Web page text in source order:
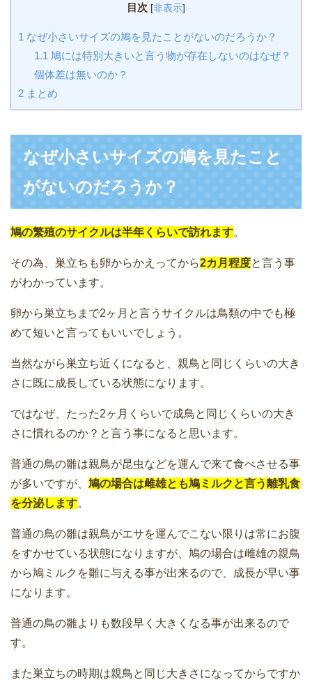
目次 [非表示]
1 なぜ小さいサイズの鳩を見たことがないのだろうか？
1.1 鳩には特別大きいと言う物が存在しないのはなぜ？
個体差は無いのか？
2 まとめ
なぜ小さいサイズの鳩を見たこと
がないのだろうか？
鳩の繁殖のサイクルは半年くらいで訪れます。
その為、巣立ちも卵からかえってから2カ月程度と言う事
がわかっています。
卵から巣立ちまで2ヶ月と言うサイクルは鳥類の中でも極
めて短いと言ってもいいでしょう。
当然ながら巣立ち近くになると、親鳥と同じくらいの大き
さに既に成長している状態になります。
ではなぜ、たった2ヶ月くらいで成鳥と同じくらいの大き
さに慣れるのか？と言う事になると思います。
普通の鳥の雛は親鳥が昆虫などを運んで来て食べさせる事
が多いですが、 鳩の場合は雌雄とも鳩ミルクと言う離乳食
を分泌します。
普通の鳥の雛は親鳥がエサを運んでこない限りは常にお腹
をすかせている状態になりますが、鳩の場合は雌雄の親鳥
から鳩ミルクを雛に与える事が出来るので、成長が早い事
になります。
普通の鳥の雛よりも数段早く大きくなる事が出来るので
す。
また巣立ちの時期は親鳥と同じ大きさになってからですか